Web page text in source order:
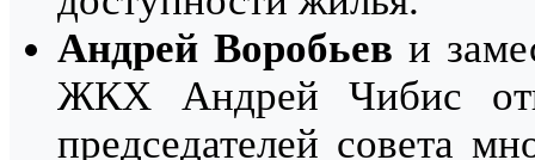
Андрей Воробьев и
ЖКХ Андрей Чибис
председателей совета